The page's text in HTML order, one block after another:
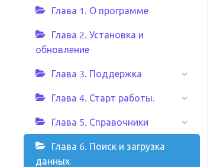
Глава 1. О программе
Глава 2. Установка и
обновление
Глава 3. Поддержка
Глава 4. Старт работы.
Глава 5. Справочники
Глава 6. Поиск и загрузка
данных